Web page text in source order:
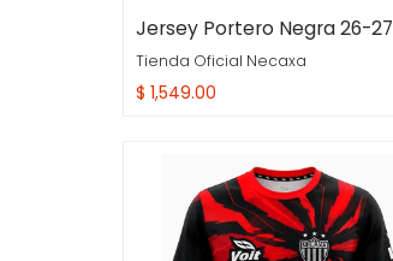
Jersey Portero Negra 26-27
Tienda Oficial Necaxa
$ 1,549.00